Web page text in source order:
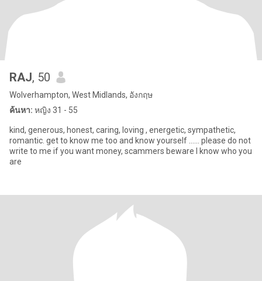
RAJ, 50
Wolverhampton, West Midlands, อังกฤษ
ค้นหา: หญิง 31 - 55
kind, generous, honest, caring, loving , energetic, sympathetic,
romantic. get to know me too and know yourself ...... please do not
write to me if you want money, scammers beware I know who you
are